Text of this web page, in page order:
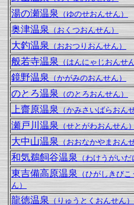
湯の瀬温泉 （ゆのせおんせん）
奥津温泉（おくつおんせん）
大釣温泉 （おおつりおんせん）
般若寺温泉（はんにゃじおんせ
鏡野温泉（かがみのおんせん）
のとろ温泉 （のとろおんせん）
上齋原温泉 （かみさいばらおん
瀬戸川温泉 （せとがわおんせん
大中山温泉（おおなかやまおん
和気鵜飼谷温泉（わけうがいだ
東吉備高原温泉 （ひがしきび
ん）
龍徳温泉（りゅうとくおんせん）